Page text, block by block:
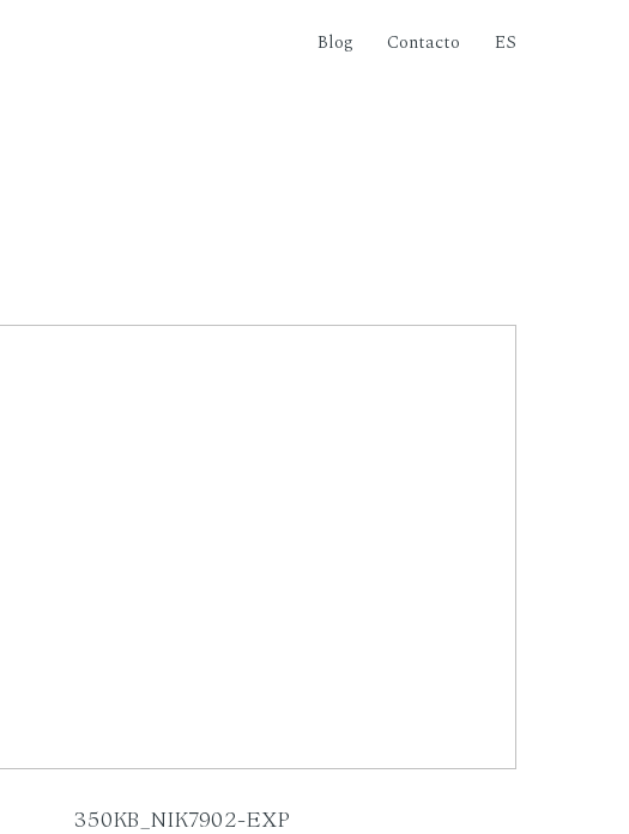
Blog Contacto ES
350KB_NIK7902-EXP